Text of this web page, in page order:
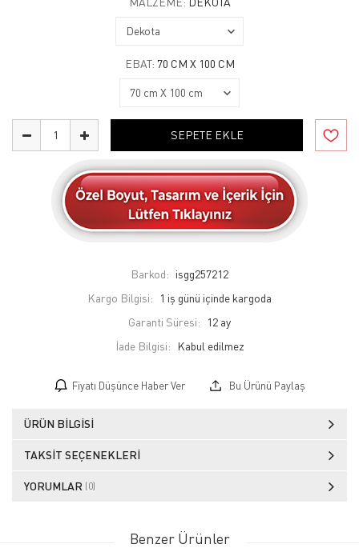
EBAT: 70 CM X 100 CM
SEPETE EKLE
Barkod: isgg257212
Kargo Bilgisi:
1 iş günü içinde kargoda
Garanti Süresi:
12 ay
İade Bilgisi:
Fiyatı Düşünce Haber Ver Bu Ürünü Paylaş
ÜRÜN BILGISI
TAKSIT SEÇENEKLERI
YORUMLAR (0)
Benzer Ürünler